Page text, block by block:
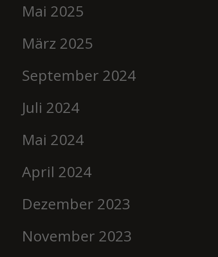
Mai 2025
März 2025
September 2024
Juli 2024
Mai 2024
April 2024
Dezember 2023
November 2023